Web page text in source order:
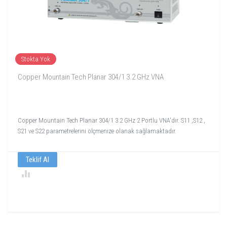
Stokta Yok
Copper Mountain Tech Planar 304/1 3.2 GHz VNA
Copper Mountain Tech Planar 304/1 3.2 GHz 2 Portlu VNA'dır. S11 ,S12 ,
S21 ve S22 parametrelerini ölçmenize olanak sağlamaktadır.
Teklif Al